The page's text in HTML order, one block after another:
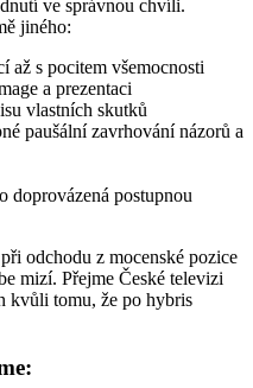
ve správnou chvíli.
jiného:
až s pocitem všemocnosti
a prezentaci
vlastních skutků
paušální zavrhování názorů a
doprovázená postupnou
odchodu z mocenské pozice
mizí. Přejme České televizi
kvůli tomu, že po hybris